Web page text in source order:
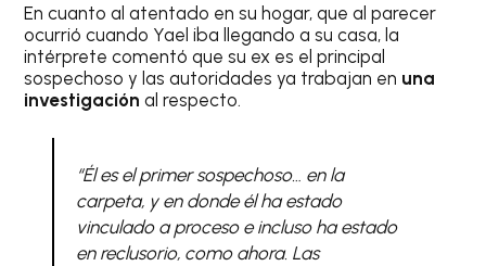
En cuanto al atentado en su hogar, que al parecer
ocurrió cuando Yael iba llegando a su casa, la
intérprete comentó que su ex es el principal
sospechoso y las autoridades ya trabajan en una
investigaciónal respecto.
“Él es el primer sospechoso… en la
carpeta, y en donde él ha estado
vinculado a proceso e incluso ha estado
en reclusorio, como ahora. Las